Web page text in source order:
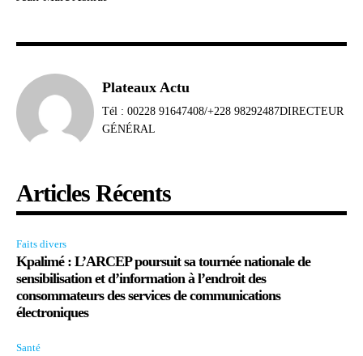
Plateaux Actu
Tél : 00228 91647408/+228 98292487DIRECTEUR
GÉNÉRAL
Articles Récents
Faits divers
Kpalimé : L’ARCEP poursuit sa tournée nationale de
sensibilisation et d’information à l’endroit des
consommateurs des services de communications
électroniques
Santé